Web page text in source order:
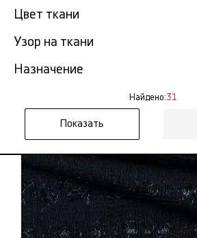
Ткань твид в Нижнем
Цвет ткани
Узор на ткани
Назначение
Найдено:31